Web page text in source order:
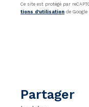
Ce site est protégé par
tions d'utilisation de
partager